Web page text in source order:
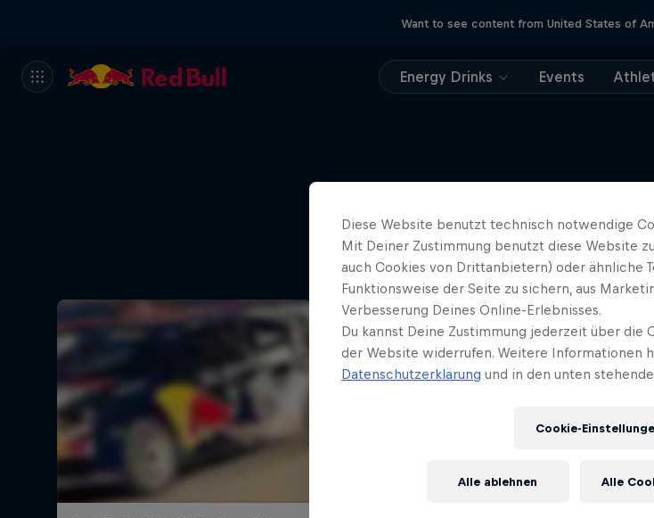
Want to see content from United States of
Energy Drinks Events
Mehr
Diese Website benutzt technisch notwendige
Mit Deiner Zustimmung benutzt diese Website
auch Cookies von Drittanbietern) oder ähnliche
Funktionsweise der Seite zu sichern, aus
Verbesserung Deines Online-Erlebnisses.
Du kannst Deine Zustimmung jederzeit über die
der Website widerrufen. Weitere Informationen
Datenschutzerklärung und in den unten
Cookie-
Alle ablehnen Alle